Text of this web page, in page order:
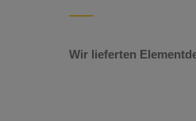
Wir lieferten